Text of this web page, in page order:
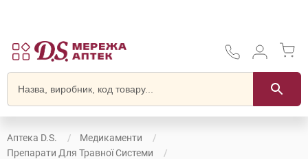
Аптека D.S.
Медикаменти
Препарати Для Травної Системи